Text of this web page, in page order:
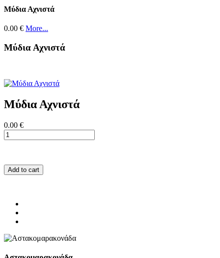
Μύδια Αχνιστά
0.00 € More...
Μύδια Αχνιστά
Μύδια Αχνιστά
0.00 €
Add to cart